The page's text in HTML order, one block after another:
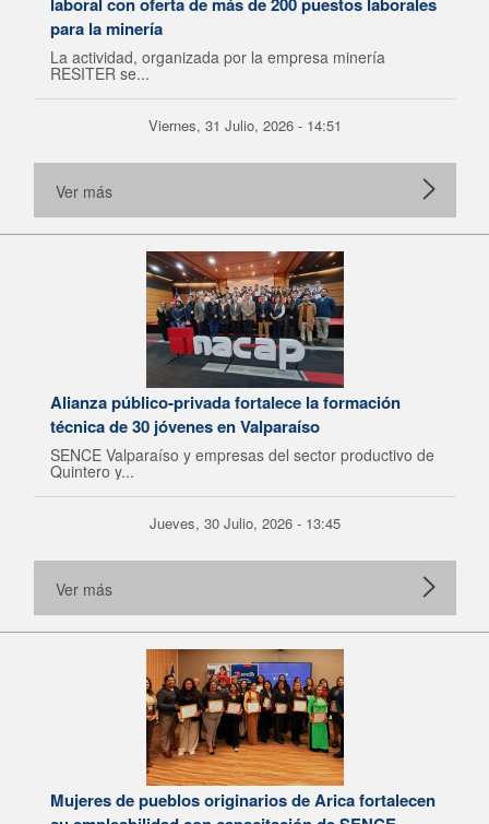
para la minería
La actividad, organizada por la empresa minería
RESITER se...
Viernes, 31 Julio, 2026 - 14:51
Ver más
Alianza público-privada fortalece la formación
técnica de 30 jóvenes en Valparaíso
SENCE Valparaíso y empresas del sector productivo de
Quintero y...
Jueves, 30 Julio, 2026 - 13:45
Ver más
Mujeres de pueblos originarios de Arica fortalecen